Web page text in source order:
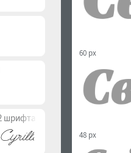
шрифта)
60 px
48 px